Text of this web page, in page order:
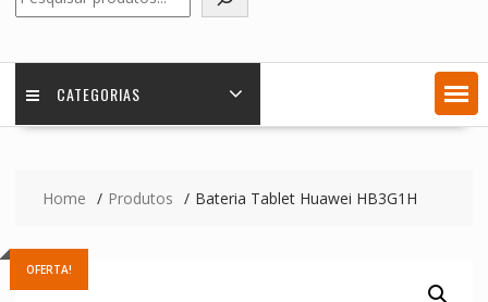
CATEGORIAS
Home Produtos Bateria Tablet Huawei HB3G1H
OFERTA!